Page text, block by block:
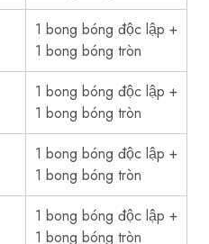
1 bong bóng độc lập +
1 bong bóng tròn
1 bong bóng độc lập +
1 bong bóng tròn
1 bong bóng độc lập +
1 bong bóng tròn
1 bong bóng độc lập +
1 bong bóng tròn